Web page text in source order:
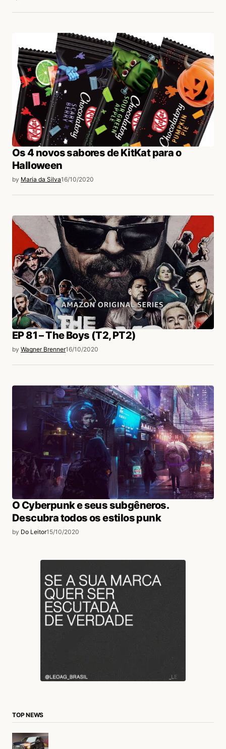
Os 4 novos sabores de KitKat para o
Halloween
by Maria da Silva16/10/2020
EP 81 – The Boys (T2, PT2)
by Wagner Brenner16/10/2020
O Cyberpunk e seus subgêneros.
Descubra todos os estilos punk
by Do Leitor15/10/2020
TOP NEWS